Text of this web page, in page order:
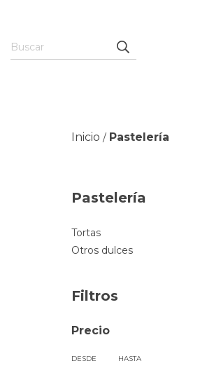
Inicio / Pastelería
Pastelería
Tortas
Otros dulces
Filtros
Precio
DESDE HASTA